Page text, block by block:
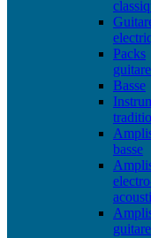
Packs
guitare
Basse
basse
guitare